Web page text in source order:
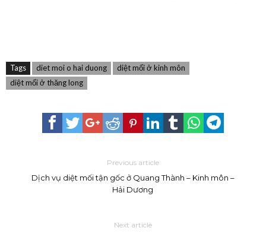
Tags diet moi o hai duong
diệt mối ở kinh môn
diệt mối ở thăng long
Previous article
Dịch vụ diệt mối tận gốc ở Quang Thành – Kinh môn –
Hải Dương
Next article